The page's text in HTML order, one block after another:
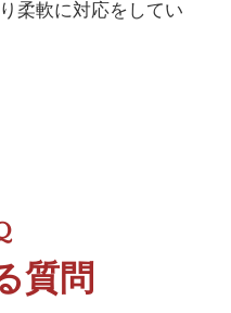
柔軟に対応をしてい
質問